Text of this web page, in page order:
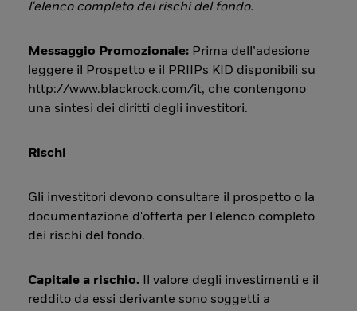
l'elenco completo dei rischi del fondo.
Messaggio Promozionale: Prima dell’adesione
leggere il Prospetto e il PRIIPs KID disponibili su
http://www.blackrock.com/it, che contengono
una sintesi dei diritti degli investitori.
Rischi
Gli investitori devono consultare il prospetto o la
documentazione d'offerta per l'elenco completo
dei rischi del fondo.
Capitale a rischio. Il valore degli investimenti e il
reddito da essi derivante sono soggetti a